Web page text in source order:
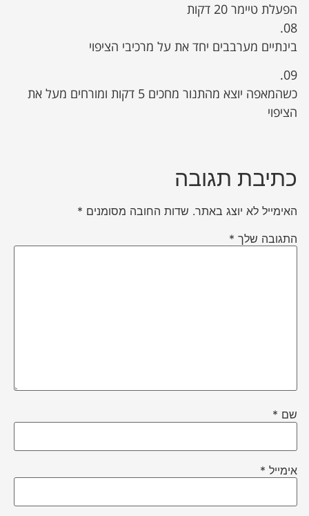
הפעלת טיימר 20 דקות
08.
בינתיים מערבבים יחד את על מרכיבי הציפוי
09.
כשהמאפה יוצא מהתנור מחכים 5 דקות ומורחים מעל את
הציפוי
כתיבת תגובה
האימייל לא יוצג באתר. שדות החובה מסומנים *
התגובה שלך *
שם *
אימייל *